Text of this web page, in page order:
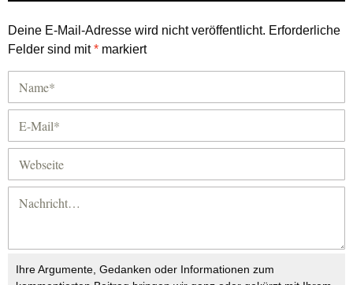
Deine E-Mail-Adresse wird nicht veröffentlicht. Erforderliche
Felder sind mit* markiert
Ihre Argumente, Gedanken oder Informationen zum